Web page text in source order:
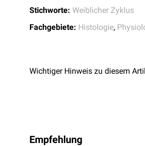
Stichworte: Weiblicher Zyklus
Fachgebiete: Histologie,
Wichtiger Hinweis zu diesem
Empfehlung